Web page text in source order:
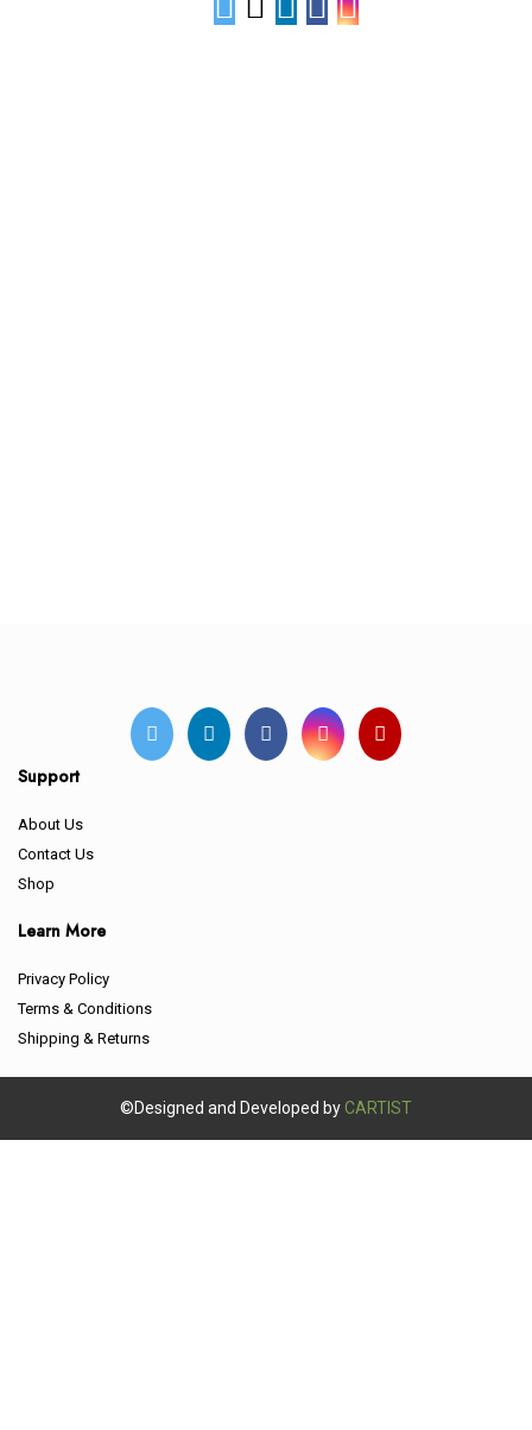
Support
About Us
Contact Us
Shop
Learn More
Privacy Policy
Terms & Conditions
Shipping & Returns
©Designed and Developed by CARTIST